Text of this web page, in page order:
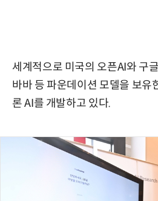
세계적으로 미국의 오픈AI와 구
바바 등 파운데이션 모델을 보유
론 AI를 개발하고 있다.